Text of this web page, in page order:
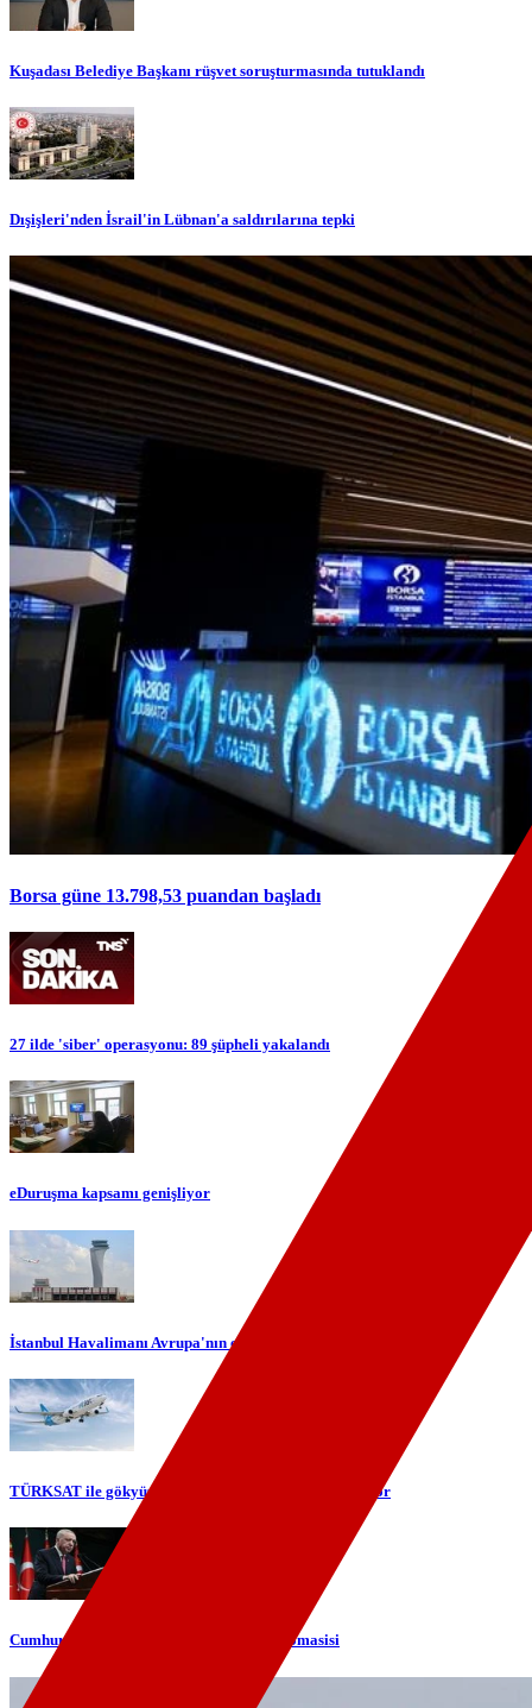
Kuşadası Belediye Başkanı rüşvet soruşturmasında tutuklandı
Dışişleri'nden İsrail'in Lübnan'a saldırılarına tepki
Borsa güne 13.798,53 puandan başladı
27 ilde 'siber' operasyonu: 89 şüpheli yakalandı
eDuruşma kapsamı genişliyor
İstanbul Havalimanı Avrupa'nın en yoğun havalimanı oldu
TÜRKSAT ile gökyüzünde yerli internet dönemi başlıyor
Cumhurbaşkanı Erdoğan'dan telefon diplomasisi